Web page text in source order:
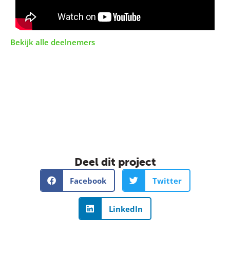
Bekijk alle deelnemers
Deel dit project
Facebook Twitter
LinkedIn